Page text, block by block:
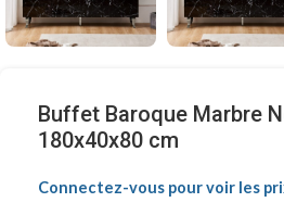
Buffet Baroque Marbre
180x40x80 cm
Connectez-vous pour voir les